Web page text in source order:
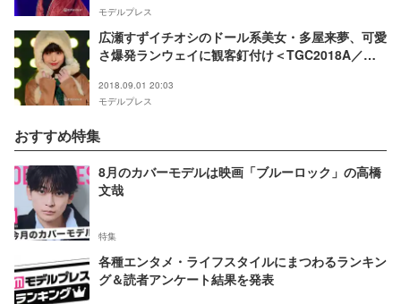
モデルプレス
広瀬すずイチオシのドール系美女・多屋来夢、可愛
さ爆発ランウェイに観客釘付け＜TGC2018A／W
2018.09.01 20:03
モデルプレス
おすすめ特集
8月のカバーモデルは映画「ブルーロック」の高橋
文哉
特集
各種エンタメ・ライフスタイルにまつわるランキン
グ＆読者アンケート結果を発表